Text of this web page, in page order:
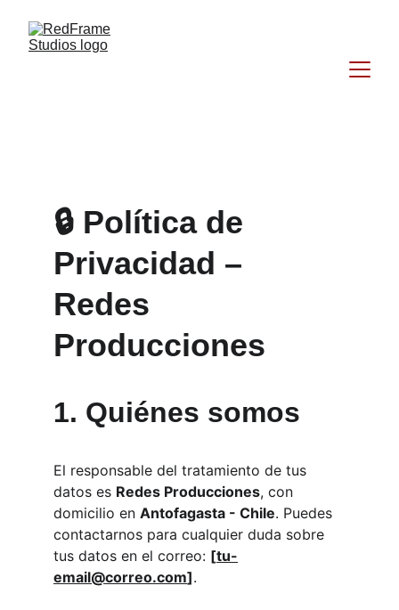
🔒 Política de
Privacidad –
Redes
Producciones
1. Quiénes somos
El responsable del tratamiento de tus
datos es Redes Producciones, con
domicilio en Antofagasta - Chile. Puedes
contactarnos para cualquier duda sobre
tus datos en el correo: [tu-
email@correo.com].